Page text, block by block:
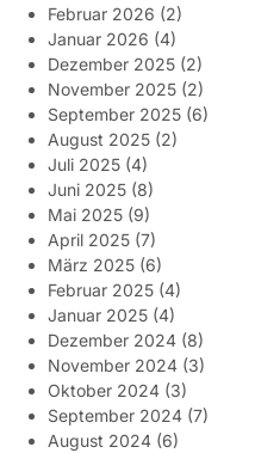
Februar 2026 (2)
Januar 2026 (4)
Dezember 2025 (2)
November 2025 (2)
September 2025 (6)
August 2025 (2)
Juli 2025 (4)
Juni 2025 (8)
Mai 2025 (9)
April 2025 (7)
März 2025 (6)
Februar 2025 (4)
Januar 2025 (4)
Dezember 2024 (8)
November 2024 (3)
Oktober 2024 (3)
September 2024 (7)
August 2024 (6)